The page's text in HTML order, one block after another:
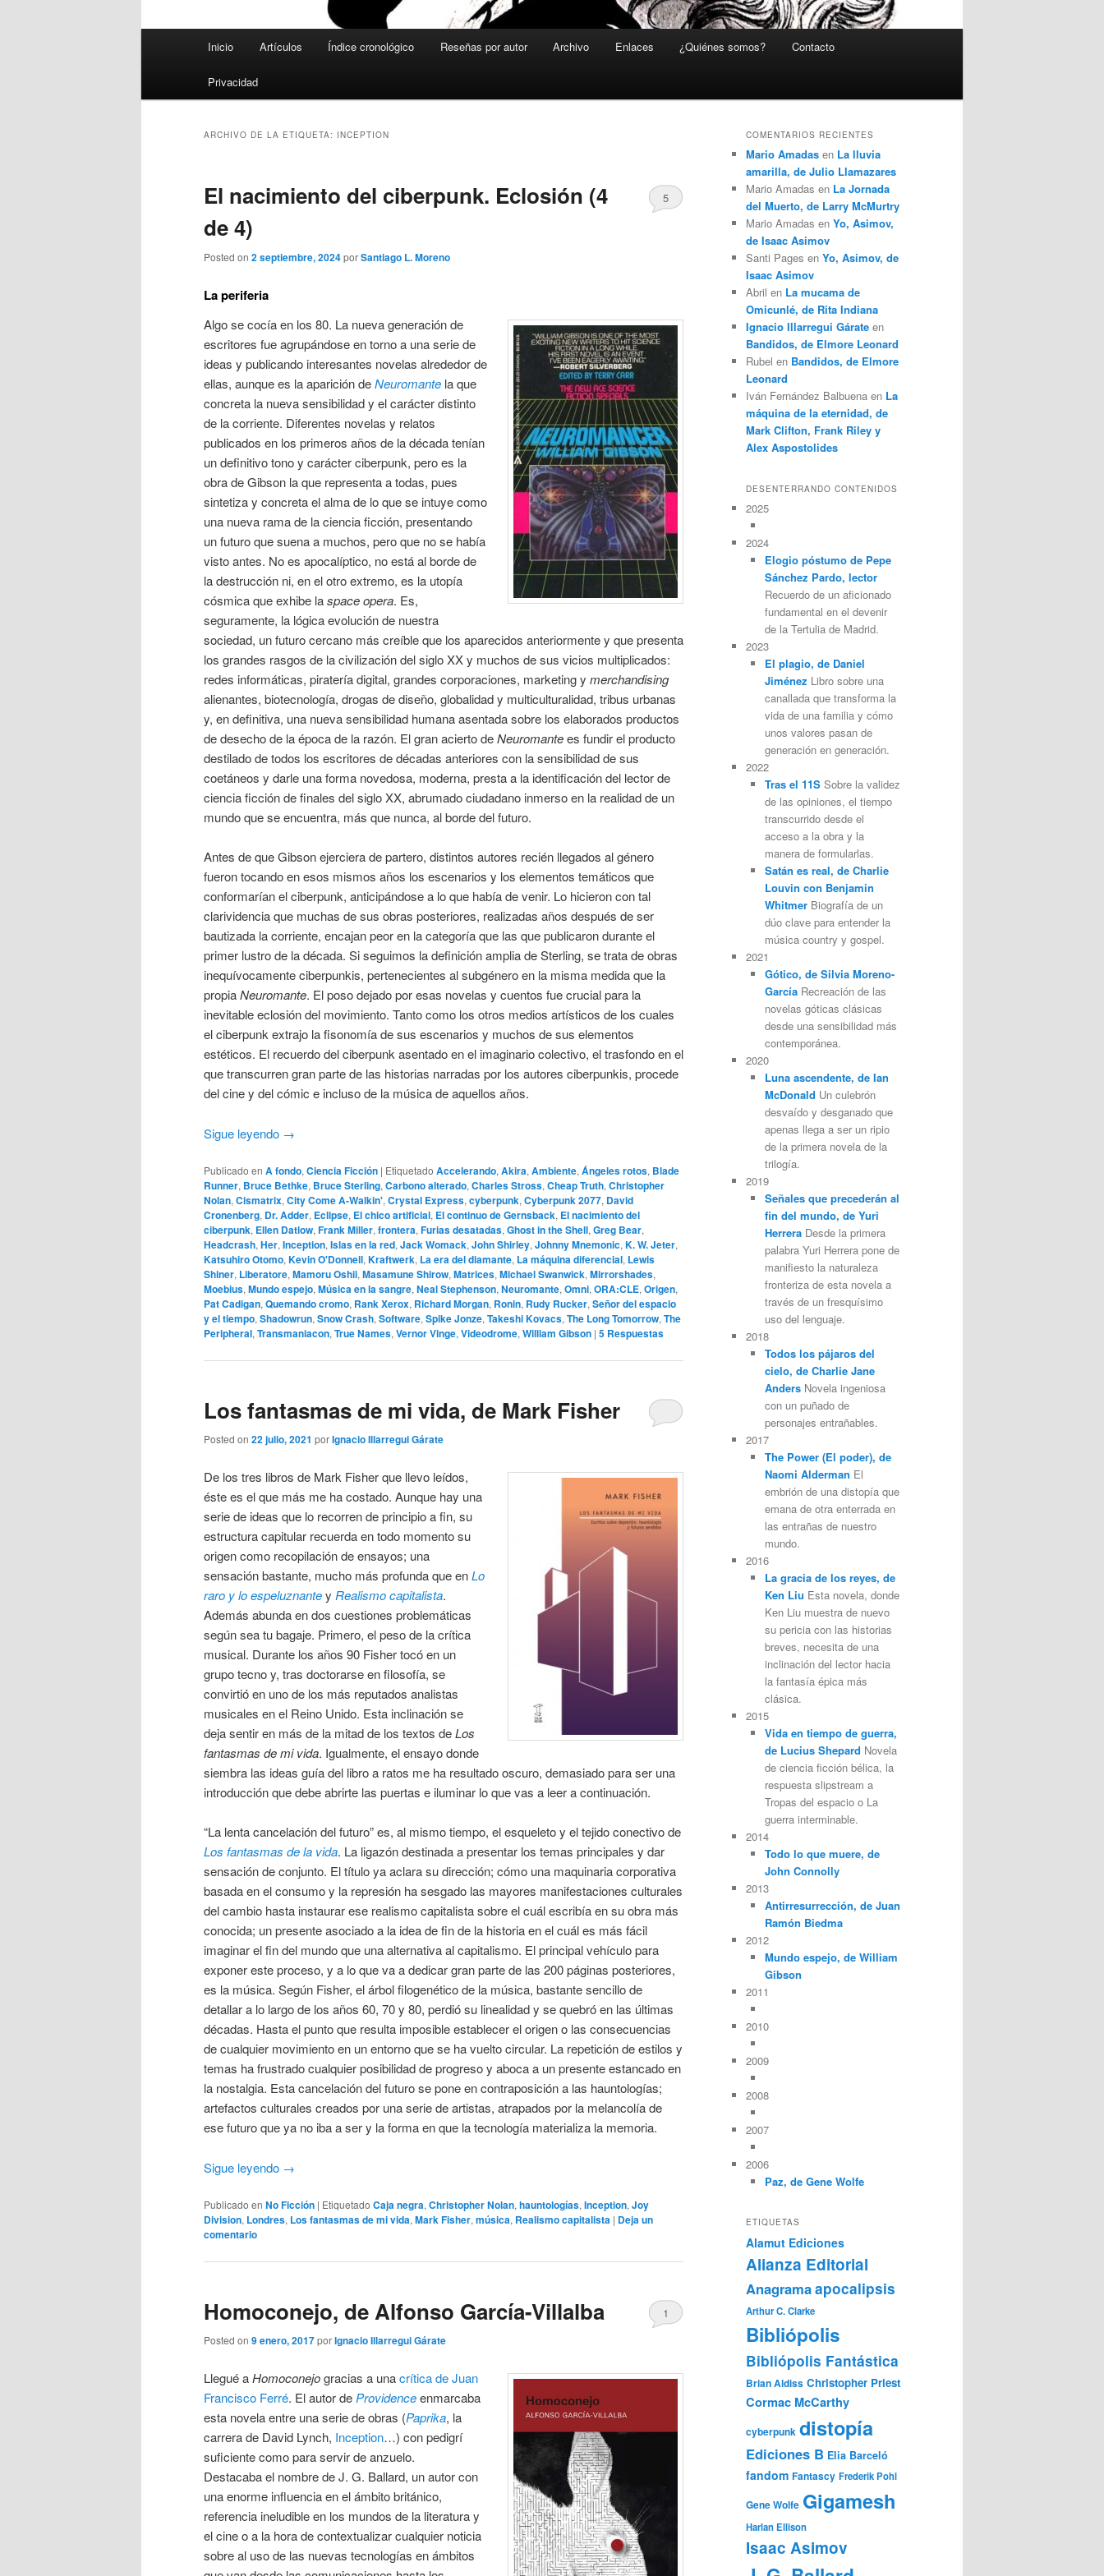
Inicio Artículos Índice cronológico Reseñas por autor Archivo Enlaces ¿Quiénes somos? Contacto
Privacidad
ARCHIVO DE LA ETIQUETA: INCEPTION
El nacimiento del ciberpunk. Eclosión (4
de 4)
Posted on 2 septiembre, 2024porSantiago L. Moreno
5
La periferia
Algo se cocía en los 80. La nueva generación de
escritores fue agrupándose en torno a una serie de
ideas y publicando interesantes novelas alrededor de
ellas, aunque es la aparición deNeuromante la que
concreta la nueva sensibilidad y el carácter distinto
de la corriente. Diferentes novelas y relatos
publicados en los primeros años de la década tenían
un definitivo tono y carácter ciberpunk, pero es la
obra de Gibson la que representa a todas, pues
sintetiza y concreta el alma de lo que se intuye como
una nueva rama de la ciencia ficción, presentando
un futuro que suena a muchos, pero que no se había
visto antes. No es apocalíptico, no está al borde de
la destrucción ni, en el otro extremo, es la utopía
cósmica que exhibe laspace opera. Es,
seguramente, la lógica evolución de nuestra
sociedad, un futuro cercano más creíble que los aparecidos anteriormente y que presenta
los grandes rasgos de la civilización del siglo XX y muchos de sus vicios multiplicados:
redes informáticas, piratería digital, grandes corporaciones, marketing y merchandising
alienantes, biotecnología, drogas de diseño, globalidad y multiculturalidad, tribus urbanas
y, en definitiva, una nueva sensibilidad humana asentada sobre los elaborados productos
de desecho de la época de la razón. El gran acierto deNeuromantees fundir el producto
destilado de todos los escritores de décadas anteriores con la sensibilidad de sus
coetáneos y darle una forma novedosa, moderna, presta a la identificación del lector de
ciencia ficción de finales del siglo XX, abrumado ciudadano inmerso en la realidad de un
mundo que se encuentra, más que nunca, al borde del futuro.
Antes de que Gibson ejerciera de partero, distintos autores recién llegados al género
fueron tocando en esos mismos años los escenarios y los elementos temáticos que
conformarían el ciberpunk, anticipándose a lo que había de venir. Lo hicieron con tal
clarividencia que muchas de sus obras posteriores, realizadas años después de ser
bautizada la corriente, encajan peor en la categoría que las que publicaron durante el
primer lustro de la década. Si seguimos la definición amplia de Sterling, se trata de obras
inequívocamente ciberpunkis, pertenecientes al subgénero en la misma medida que la
propiaNeuromante. El poso dejado por esas novelas y cuentos fue crucial para la
inevitable eclosión del movimiento. Tanto como los otros medios artísticos de los cuales
el ciberpunk extrajo la fisonomía de sus escenarios y muchos de sus elementos
estéticos. El recuerdo del ciberpunk asentado en el imaginario colectivo, el trasfondo en el
que transcurren gran parte de las historias narradas por los autores ciberpunkis, procede
del cine y del cómic e incluso de la música de aquellos años.
Sigue leyendo →
Publicado en A fondo, Ciencia Ficción | Etiquetado Accelerando, Akira, Ambiente, Ángeles rotos, Blade
Runner, Bruce Bethke, Bruce Sterling, Carbono alterado, Charles Stross, Cheap Truth, Christopher
Nolan, Cismatrix, City Come A-Walkin', Crystal Express, cyberpunk, Cyberpunk 2077, David
Cronenberg, Dr. Adder, Eclipse, El chico artificial, El continuo de Gernsback, El nacimiento del
ciberpunk, Ellen Datlow, Frank Miller, frontera, Furias desatadas, Ghost in the Shell, Greg Bear,
Headcrash, Her, Inception, Islas en la red, Jack Womack, John Shirley, Johnny Mnemonic, K. W. Jeter,
Katsuhiro Otomo, Kevin O'Donnell, Kraftwerk, La era del diamante, La máquina diferencial, Lewis
Shiner, Liberatore, Mamoru Oshii, Masamune Shirow, Matrices, Michael Swanwick, Mirrorshades,
Moebius, Mundo espejo, Música en la sangre, Neal Stephenson, Neuromante, Omni, ORA:CLE, Origen,
Pat Cadigan, Quemando cromo, Rank Xerox, Richard Morgan, Ronin, Rudy Rucker, Señor del espacio
y el tiempo, Shadowrun, Snow Crash, Software, Spike Jonze, Takeshi Kovacs, The Long Tomorrow, The
Peripheral, Transmaniacon, True Names, Vernor Vinge, Videodrome, William Gibson | 5 Respuestas
Los fantasmas de mi vida, de Mark Fisher
Posted on 22 julio, 2021 porIgnacio Illarregui Gárate
De los tres libros de Mark Fisher que llevo leídos,
éste es el que más me ha costado. Aunque hay una
serie de ideas que lo recorren de principio a fin, su
estructura capitular recuerda en todo momento su
origen como recopilación de ensayos; una
sensación bastante, mucho más profunda que enLo
raro y lo espeluznantey Realismo capitalista.
Además abunda en dos cuestiones problemáticas
según sea tu bagaje. Primero, el peso de la crítica
musical. Durante los años 90 Fisher tocó en un
grupo tecno y, tras doctorarse en filosofía, se
convirtió en uno de los más reputados analistas
musicales en el Reino Unido. Esta inclinación se
deja sentir en más de la mitad de los textos deLos
fantasmas de mi vida. Igualmente, el ensayo donde
siembra las ideas guía del libro a ratos me ha resultado oscuro, demasiado para ser una
introducción que debe abrirte las puertas e iluminar lo que vas a leer a continuación.
“La lenta cancelación del futuro” es, al mismo tiempo, el esqueleto y el tejido conectivo de
Los fantasmas de la vida. La ligazón destinada a presentar los temas principales y dar
sensación de conjunto. El título ya aclara su dirección; cómo una maquinaria corporativa
basada en el consumo y la represión ha sesgado las mayores manifestaciones culturales
del cambio hasta instaurar ese realismo capitalista sobre el cuál escribía en su obra más
conocida; un presente asociado a la idea de fin de la historia en el cuál es más fácil
imaginar el fin del mundo que una alternativa al capitalismo. El principal vehículo para
exponer este proceso, y a lo que va a dedicar gran parte de las 200 páginas posteriores,
es la música. Según Fisher, el árbol filogenético de la música, bastante sencillo de
detallar a lo largo de los años 60, 70 y 80, perdió su linealidad y se quebró en las últimas
décadas. Hasta el punto que resulta imposible establecer el origen o las consecuencias
de cualquier movimiento en un entorno que se ha vuelto circular. La repetición de estilos y
temas ha frustrado cualquier posibilidad de progreso y aboca a un presente estancado en
la nostalgia. Esta cancelación del futuro se pone en contraposición a las hauntologías;
artefactos culturales creados por una serie de artistas, atrapados por la melancolía de
ese futuro que ya no iba a ser y la forma en que la tecnología materializa la memoria.
Sigue leyendo →
Publicado en No Ficción | Etiquetado Caja negra, Christopher Nolan, hauntologías, Inception, Joy
Division, Londres, Los fantasmas de mi vida, Mark Fisher, música, Realismo capitalista | Deja un
comentario
Homoconejo, de Alfonso García-Villalba
Posted on 9 enero, 2017porIgnacio Illarregui Gárate
1
Llegué aHomoconejogracias a unacrítica de Juan
Francisco Ferré. El autor de Providenceenmarcaba
esta novela entre una serie de obras (Paprika, la
carrera de David Lynch, Inception…) con pedigrí
suficiente como para servir de anzuelo.
Destacaba el nombre de J. G. Ballard, un autor con
una enorme influencia en el ámbito británico,
referencia ineludible en los mundos de la literatura y
el cine o a la hora de contextualizar cualquier noticia
sobre al uso de las nuevas tecnologías en ámbitos
COMENTARIOS RECIENTES
Mario Amadas en La lluvia
amarilla, de Julio Llamazares
Mario Amadas en La Jornada
del Muerto, de Larry McMurtry
Mario Amadas en Yo, Asimov,
de Isaac Asimov
Santi Pages en Yo, Asimov, de
Isaac Asimov
Abril en La mucama de
Omicunlé, de Rita Indiana
Ignacio Illarregui Gárate en
Bandidos, de Elmore Leonard
Rubel en Bandidos, de Elmore
Leonard
Iván Fernández Balbuena en La
máquina de la eternidad, de
Mark Clifton, Frank Riley y
Alex Aspostolides
DESENTERRANDO CONTENIDOS
2025
2024
Elogio póstumo de Pepe
Sánchez Pardo, lector
Recuerdo de un aficionado
fundamental en el devenir
de la Tertulia de Madrid.
2023
El plagio, de Daniel
Jiménez Libro sobre una
canallada que transforma la
vida de una familia y cómo
unos valores pasan de
generación en generación.
2022
Tras el 11SSobre la validez
de las opiniones, el tiempo
transcurrido desde el
acceso a la obra y la
manera de formularlas.
Satán es real, de Charlie
Louvin con Benjamin
WhitmerBiografía de un
dúo clave para entender la
música country y gospel.
2021
Gótico, de Silvia Moreno-
GarcíaRecreación de las
novelas góticas clásicas
desde una sensibilidad más
contemporánea.
2020
Luna ascendente, de Ian
McDonald Un culebrón
desvaído y desganado que
apenas llega a ser un ripio
de la primera novela de la
trilogía.
2019
Señales que precederán al
fin del mundo, de Yuri
HerreraDesde la primera
palabra Yuri Herrera pone de
manifiesto la naturaleza
fronteriza de esta novela a
través de un fresquísimo
uso del lenguaje.
2018
Todos los pájaros del
cielo, de Charlie Jane
AndersNovela ingeniosa
con un puñado de
personajes entrañables.
2017
The Power (El poder), de
Naomi Alderman El
embrión de una distopía que
emana de otra enterrada en
las entrañas de nuestro
mundo.
2016
La gracia de los reyes, de
Ken Liu Esta novela, donde
Ken Liu muestra de nuevo
su pericia con las historias
breves, necesita de una
inclinación del lector hacia
la fantasía épica más
clásica.
2015
Vida en tiempo de guerra,
de Lucius Shepard Novela
de ciencia ficción bélica, la
respuesta slipstream a
Tropas del espacio o La
guerra interminable.
2014
Todo lo que muere, de
John Connolly
2013
Antirresurrección, de Juan
Ramón Biedma
2012
Mundo espejo, de William
Gibson
2011
2010
2009
2008
2007
2006
Paz, de Gene Wolfe
ETIQUETAS
Alamut Ediciones
Alianza Editorial
Anagramaapocalipsis
Arthur C. Clarke
Bibliópolis
Bibliópolis Fantástica
Brian Aldiss Christopher Priest
Cormac McCarthy
cyberpunk distopía
Ediciones B Elia Barceló
fandom Fantascy Frederik Pohl
Gene Wolfe Gigamesh
Harlan Ellison
Isaac Asimov